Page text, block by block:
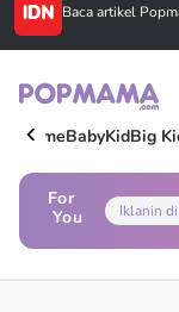
Baca artikel
HomeBabyKidBig
For
You
Iklanin